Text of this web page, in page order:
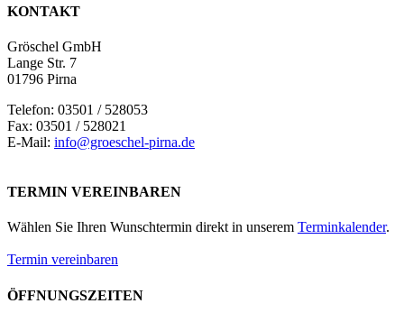
KONTAKT
Gröschel GmbH
Lange Str. 7
01796 Pirna
Telefon: 03501 / 528053
Fax: 03501 / 528021
E-Mail: info@groeschel-pirna.de
TERMIN VEREINBAREN
Wählen Sie Ihren Wunschtermin direkt in unserem Terminkalender.
Termin vereinbaren
ÖFFNUNGSZEITEN